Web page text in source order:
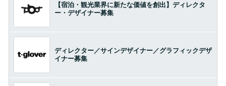
【宿泊・観光業界に新たな価値を創出】ディレクタ
ー・デザイナー募集
ディレクター／サインデザイナー／グラフィックデザ
イナー募集